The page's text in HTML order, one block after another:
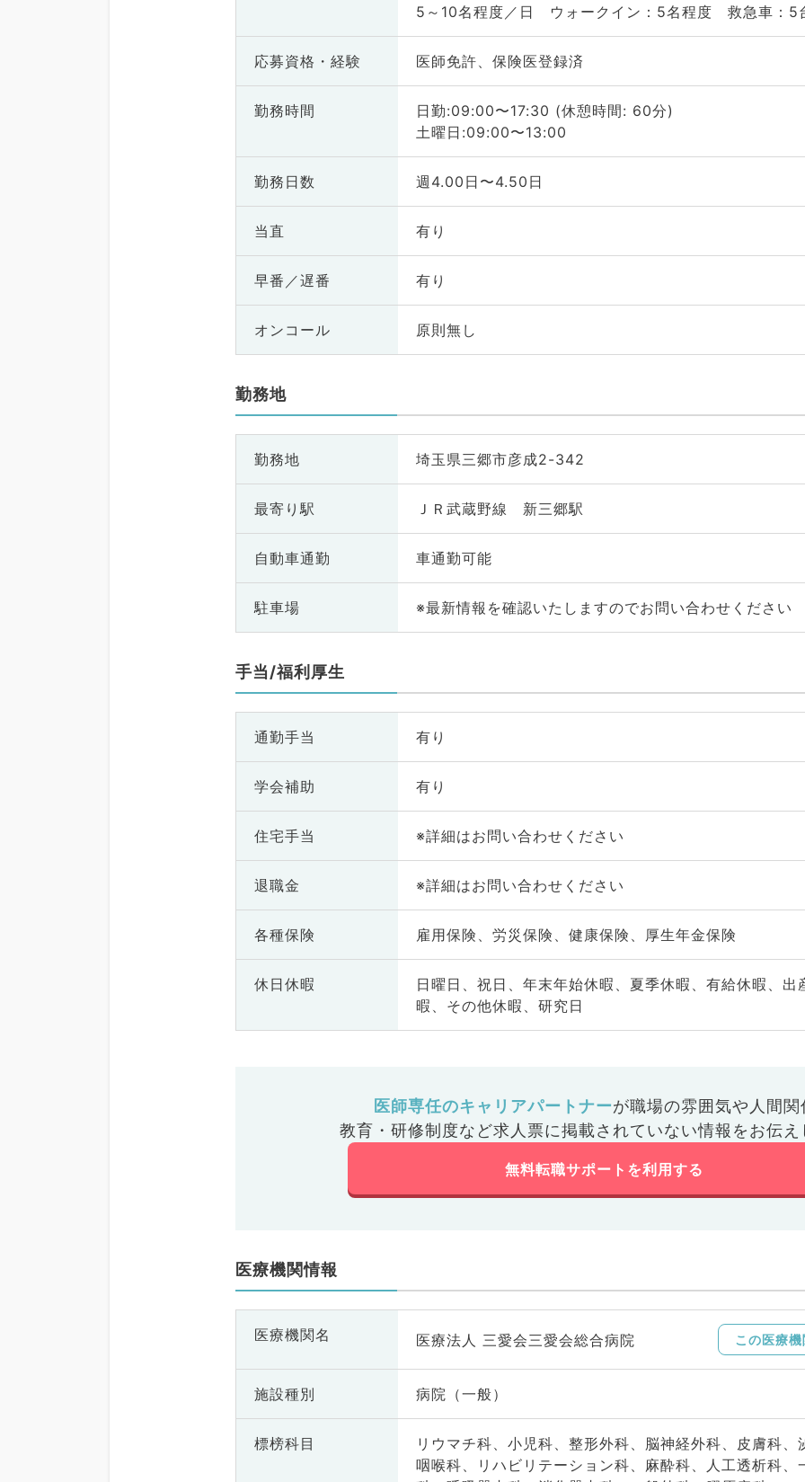
5～10名程度／日 ウォークイン：5名程度 救急車：5
応募資格・ 経験 医師免許、保険医登録済
勤務時間
日勤:09:00〜17:30 (休憩時間: 60分)
土曜日:09:00〜13:00
勤務日数 週4.00日〜4.50日
当直 有り
早番／遅番 有り
オンコール 原則無し
勤務地
勤務地 埼玉県三郷市彦成2-342
最寄り駅 ＪＲ武蔵野線 新三郷駅
自動車通勤 車通勤可能
駐車場 ※最新情報を確認いたしますのでお問い合わせください
手当/福利厚生
通勤手当 有り
学会補助 有り
住宅手当 ※詳細はお問い合わせください
退職金 ※詳細はお問い合わせください
各種保険 雇用保険、労災保険、健康保険、厚生年金保険
休日休暇
日曜日、祝日、年末年始休暇、夏季休暇、有給休暇、出
暇、その他休暇、研究日
医師専任のキャリアパートナーが職場の雰囲気や人間関
教育・研修制度など求人票に掲載されていない情報をお伝え
無料転職サポートを利用する
医療機関情報
医療機関名 医療法人 三愛会三愛会総合病院 この医療
施設種別 病院（一般）
標榜科目
リウマチ科、小児科、整形外科、脳神経外科、皮膚科
咽喉科、リハビリテーション科、麻酔科、人工透析科、